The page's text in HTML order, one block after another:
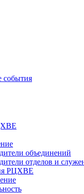
события
объединений
отделов и
РЦХВЕ